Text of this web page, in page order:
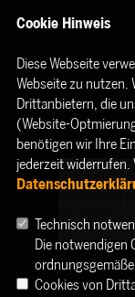
ethnische Herkunft,
Die Rechte als
habe ich gelesen
Cookie Hinweis
Diese Webseite
Webseite zu nutzen.
Drittanbietern, die
(Website-
benötigen wir Ihre
jederzeit
Technisch
Die notwendigen
Cookies von